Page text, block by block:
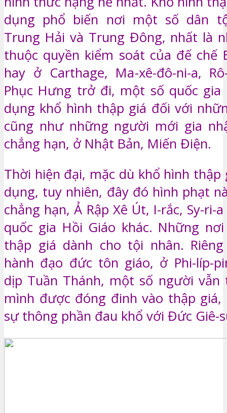
dụng phổ biến nơi một số dân
Trung Hải và Trung Đông, nhất là
thuộc quyền kiểm soát của đế chế
hay ở Carthage, Ma-xê-đô-ni-a,
Phục Hưng trở đi, một số quốc gia
dụng khổ hình thập giá đối với
cũng như những người mới gia
chẳng hạn, ở Nhật Bản, Miến Điện.
Thời hiện đại, mặc dù khổ hình
dụng, tuy nhiên, đây đó hình phạt
chẳng hạn, Ả Rập Xê Út, I-rắc, Sy-ri-
quốc gia Hồi Giáo khác. Những
thập giá dành cho tội nhân.
hành đạo đức tôn giáo, ở Phi-líp-
dịp Tuần Thánh, một số người vẫn
mình được đóng đinh vào thập
sự thông phần đau khổ với Đức Giê-